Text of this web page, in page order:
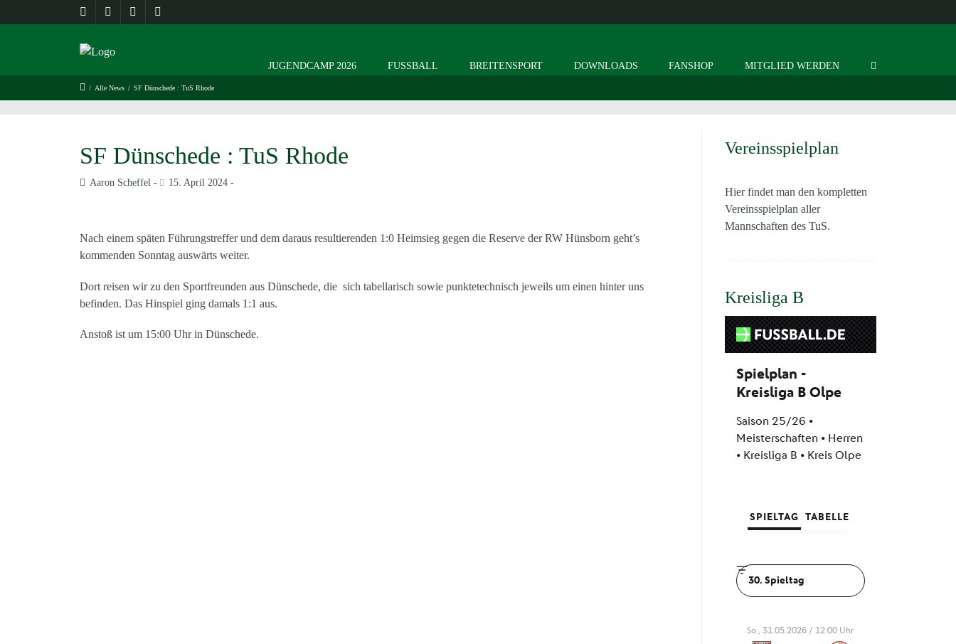
JUGENDCAMP 2026 FUSSBALL BREITENSPORT DOWNLOADS FANSHOP MITGLIED WERDEN
/ Alle News / SF Dünschede : TuS Rhode
SF Dünschede : TuS Rhode
Aaron Scheffel 15. April 2024
Nach einem späten Führungstreffer und dem daraus resultierenden 1:0 Heimsieg gegen die Reserve der RW Hünsborn geht’s
kommenden Sonntag auswärts weiter.
Dort reisen wir zu den Sportfreunden aus Dünschede, die sich tabellarisch sowie punktetechnisch jeweils um einen hinter uns
befinden. Das Hinspiel ging damals 1:1 aus.
Anstoß ist um 15:00 Uhr in Dünschede.
Vereinsspielplan
Hier findet man den kompletten
Vereinsspielplan aller
Mannschaften des TuS.
Kreisliga B